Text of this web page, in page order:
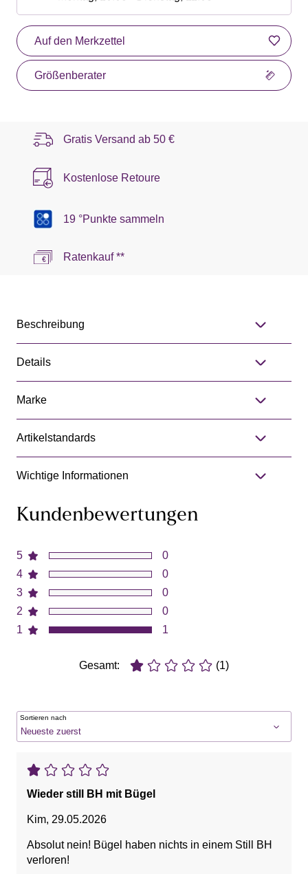
Auf den Merkzettel
Größenberater
Gratis Versand ab 50 €
Kostenlose Retoure
19 °Punkte sammeln
Ratenkauf **
Beschreibung
Details
Marke
Artikelstandards
Wichtige Informationen
Kundenbewertungen
5
4
3
2
1
0
0
0
0
1
Gesamt: (1)
Sortieren nach
Wieder still BH mit Bügel
Kim, 29.05.2026
Absolut nein! Bügel haben nichts in einem Still BH
verloren!